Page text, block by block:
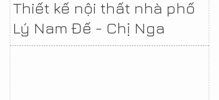
Thiết kế nội thất nhà phố
Lý Nam Đế - Chị Nga